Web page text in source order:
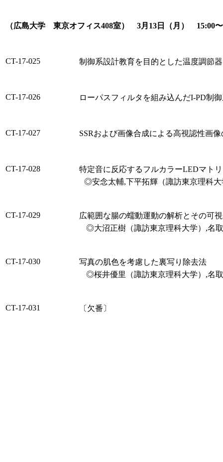
（広島大学 東京オフィス408室） 3月13日（月） 15:00
CT-17-025 制御系設計教育を目的とした温度調節
CT-17-026 ローパスフィルタを組み込んだ I-PD制
CT-17-027 SSRおよび画像合成による高視認性画
CT-17-028
特定音に反応するフルカラーLEDマト
◎安念太輔,下平拓輝（諏訪東京理科
CT-17-029
広範囲な腸の蠕動運動の解析とその可
◎大沼正樹（諏訪東京理科大学）,名
CT-17-030
写真の肌色を考慮した裏写り除去法
◎桜井優里（諏訪東京理科大学）,名
CT-17-031 〔欠番〕